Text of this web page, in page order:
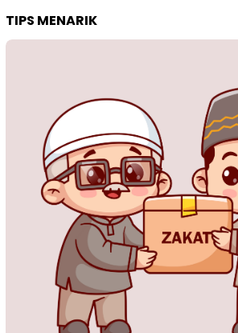
TIPS MENARIK